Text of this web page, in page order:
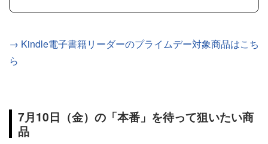
→ Kindle電子書籍リーダーのプライムデー対象商品はこち
ら
7月10日（金）の「本番」を待って狙いたい商
品